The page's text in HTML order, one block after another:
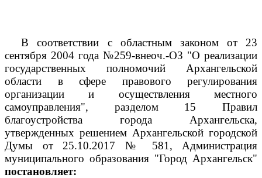
В соответствии с областным законом от 23
сентября 2004 года №259-внеоч.-ОЗ "О реализации
государственных полномочий Архангельской
области в сфере правового регулирования
организации и осуществления местного
самоуправления", разделом 15 Правил
благоустройства города Архангельска,
утвержденных решением Архангельской городской
Думы от 25.10.2017 № 581, Администрация
муниципального образования "Город Архангельск"
постановляет: